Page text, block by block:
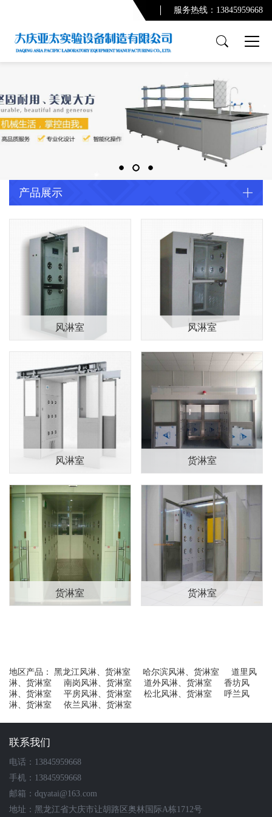
PCR实验室
通风柜系列
功能柜系列
净化系统及配套设备
实验室规划设计
服务热线：13845959668
产品展示
风淋室 风淋室
风淋室 货淋室
货淋室 货淋室
地区产品： 黑龙江风淋、货淋室 哈尔滨风淋、货淋室
道里风
淋、货淋室
南岗风淋、货淋室 道外风淋、货淋室
香坊风
淋、货淋室
平房风淋、货淋室 松北风淋、货淋室
呼兰风
淋、货淋室
依兰风淋、货淋室
联系我们
电话：13845959668
手机：13845959668
邮箱：dqyatai@163.com
地址：黑龙江省大庆市让胡路区奥林国际A栋1712号